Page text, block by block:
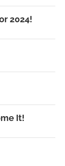
2024!
It!